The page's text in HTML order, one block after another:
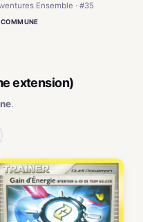
Ensemble · #35
COMMUNE
extension)
.